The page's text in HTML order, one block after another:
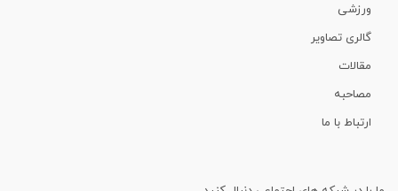
ورزشی
گالری تصاویر
مقالات
مصاحبه
ارتباط با ما